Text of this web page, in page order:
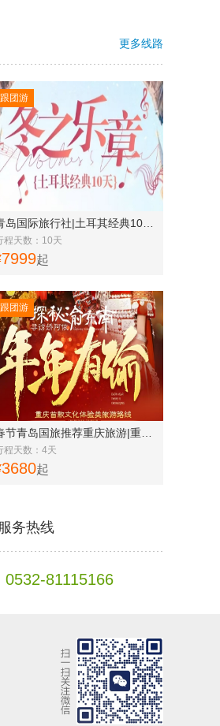
更多线路
程天数：10天
7999起
跟团游
程天数：4天
3680起
跟团游
服务热线
0532-81115166